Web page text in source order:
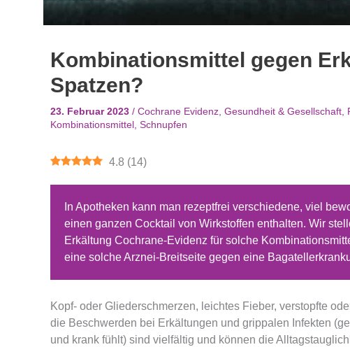
Kombinationsmittel gegen
Spatzen?
23. Februar 2023 / Cochrane Evidenz, Gesundheit & Gesellschaft,
Kombinationsmittel , Schnupfen
4.8 (14)
In Apotheken kann man rezeptfrei verschiedene, viel
einen ganzen Cocktail von Wirkstoffen enthalten. Wir
Erkältung Cochrane-Evidenz für solche
eine solche Arznei-Breitseite gegen eine
Kopf- oder Gliederschmerzen, leichtes Fieber, verstopfte
die Beschwerden bei Erkältungen und grippalen Infekten
und krank fühlt) sind vielfältig und können die